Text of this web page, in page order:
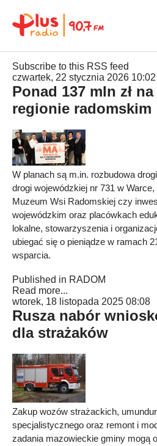
Subscribe to this RSS feed
czwartek, 22 stycznia 2026 10:02
Ponad 137 mln zł
regionie radomskim
W planach są m.in. rozbudowa
drogi wojewódzkiej nr 731 w
Muzeum Wsi Radomskiej czy
wojewódzkim oraz placówkach
lokalne, stowarzyszenia i
ubiegać się o pieniądze w ramach
wsparcia.
Published in RADOM
Read more...
wtorek, 18 listopada 2025 08:08
Rusza nabór
dla strażaków
Zakup wozów strażackich,
specjalistycznego oraz remont i
zadania mazowieckie gminy mogą